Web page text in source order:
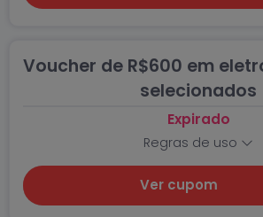
Voucher de R$600 em
selecionados
Expirado
Regras de uso
Ver cupom